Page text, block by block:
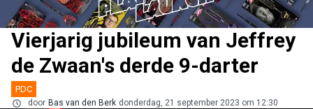
Vierjarig jubileum van Jeffrey
de Zwaan's derde 9-darter
PDC
door Bas van den Berk donderdag, 21 september 2023 om 12:30